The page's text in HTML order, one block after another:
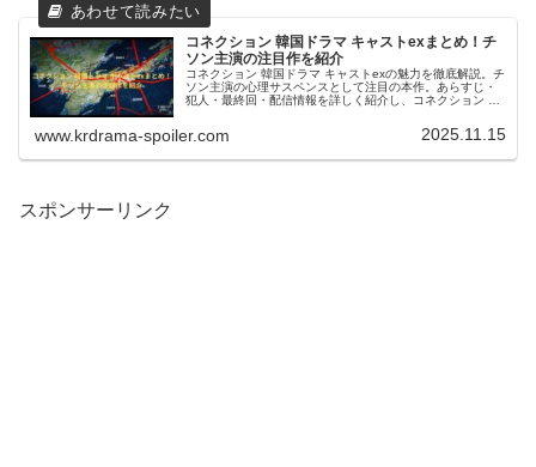
コネクション 韓国ドラマ キャストexまとめ！チ
ソン主演の注目作を紹介
コネクション 韓国ドラマ キャストexの魅力を徹底解説。チ
ソン主演の心理サスペンスとして注目の本作。あらすじ・
犯人・最終回・配信情報を詳しく紹介し、コネクション 韓
www.krdrama-spoiler.com 2025.11.15
スポンサーリンク